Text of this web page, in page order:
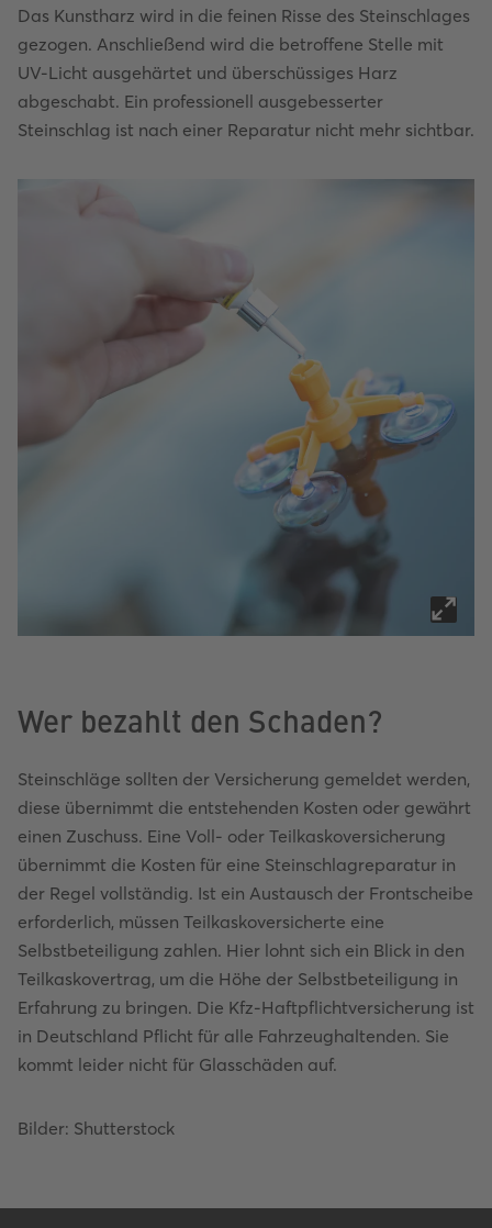
Das Kunstharz wird in die feinen Risse des Steinschlages
gezogen. Anschließend wird die betroffene Stelle mit
UV-Licht ausgehärtet und überschüssiges Harz
abgeschabt. Ein professionell ausgebesserter
Steinschlag ist nach einer Reparatur nicht mehr sichtbar.
Wer bezahlt den Schaden?
Steinschläge sollten der Versicherung gemeldet werden,
diese übernimmt die entstehenden Kosten oder gewährt
einen Zuschuss. Eine Voll- oder Teilkaskoversicherung
übernimmt die Kosten für eine Steinschlagreparatur in
der Regel vollständig. Ist ein Austausch der Frontscheibe
erforderlich, müssen Teilkaskoversicherte eine
Selbstbeteiligung zahlen. Hier lohnt sich ein Blick in den
Teilkaskovertrag, um die Höhe der Selbstbeteiligung in
Erfahrung zu bringen. Die Kfz-Haftpflichtversicherung ist
in Deutschland Pflicht für alle Fahrzeughaltenden. Sie
kommt leider nicht für Glasschäden auf.
Bilder: Shutterstock